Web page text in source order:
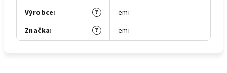
?
Výrobce:
emi
?
Značka: emi